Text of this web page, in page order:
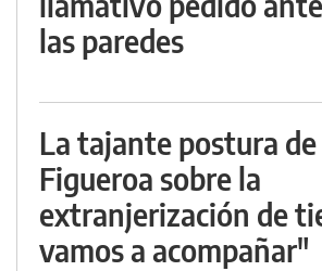
las paredes
La tajante postura
Figueroa sobre la
extranjerización de
vamos a acompañar"